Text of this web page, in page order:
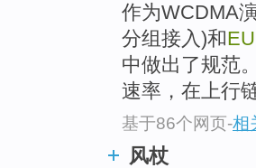
作为WCDMA
分组接入)和
中做出了规范
速率，在上行
基于86个网页-相
风杖